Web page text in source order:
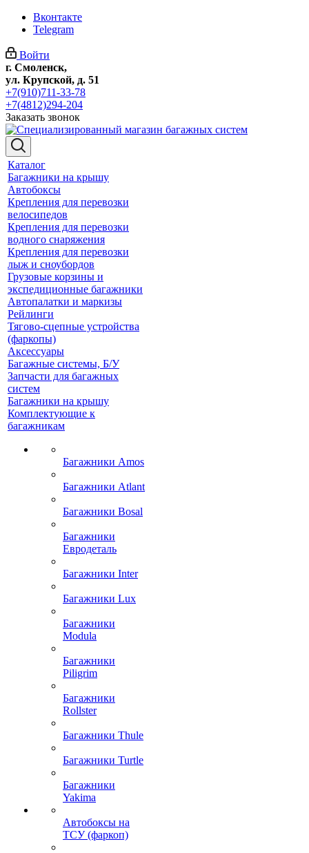
Вконтакте
Telegram
Войти
г. Смоленск,
ул. Крупской, д. 51
+7(910)711-33-78
+7(4812)294-204
Заказать звонок
Каталог
Багажники на крышу
Автобоксы
Крепления для перевозки
велосипедов
Крепления для перевозки
водного снаряжения
Крепления для перевозки
лыж и сноубордов
Грузовые корзины и
экспедиционные багажники
Автопалатки и маркизы
Рейлинги
Тягово-сцепные устройства
(фаркопы)
Аксессуары
Багажные системы, Б/У
Запчасти для багажных
систем
Багажники на крышу
Комплектующие к
багажникам
Багажники Amos
Багажники Atlant
Багажники Bosal
Багажники
Евродеталь
Багажники Inter
Багажники Lux
Багажники
Modula
Багажники
Piligrim
Багажники
Rollster
Багажники Thule
Багажники Turtle
Багажники
Yakima
Автобоксы на
ТСУ (фаркоп)